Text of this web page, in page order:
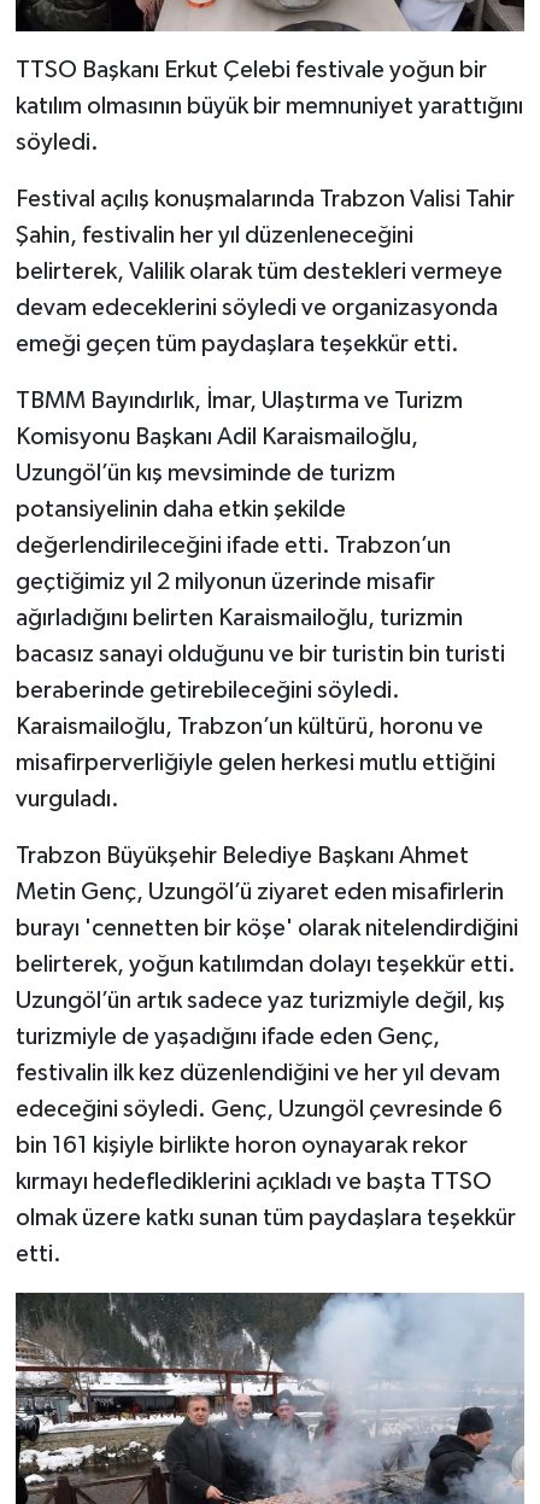
TTSO Başkanı Erkut Çelebi festivale yoğun bir
katılım olmasının büyük bir memnuniyet yarattığını
söyledi.
Festival açılış konuşmalarında Trabzon Valisi Tahir
Şahin, festivalin her yıl düzenleneceğini
belirterek, Valilik olarak tüm destekleri vermeye
devam edeceklerini söyledi ve organizasyonda
emeği geçen tüm paydaşlara teşekkür etti.
TBMM Bayındırlık, İmar, Ulaştırma ve Turizm
Komisyonu Başkanı Adil Karaismailoğlu,
Uzungöl’ün kış mevsiminde de turizm
potansiyelinin daha etkin şekilde
değerlendirileceğini ifade etti. Trabzon’un
geçtiğimiz yıl 2 milyonun üzerinde misafir
ağırladığını belirten Karaismailoğlu, turizmin
bacasız sanayi olduğunu ve bir turistin bin turisti
beraberinde getirebileceğini söyledi.
Karaismailoğlu, Trabzon’un kültürü, horonu ve
misafirperverliğiyle gelen herkesi mutlu ettiğini
vurguladı.
Trabzon Büyükşehir Belediye Başkanı Ahmet
Metin Genç, Uzungöl’ü ziyaret eden misafirlerin
burayı 'cennetten bir köşe' olarak nitelendirdiğini
belirterek, yoğun katılımdan dolayı teşekkür etti.
Uzungöl’ün artık sadece yaz turizmiyle değil, kış
turizmiyle de yaşadığını ifade eden Genç,
festivalin ilk kez düzenlendiğini ve her yıl devam
edeceğini söyledi. Genç, Uzungöl çevresinde 6
bin 161 kişiyle birlikte horon oynayarak rekor
kırmayı hedeflediklerini açıkladı ve başta TTSO
olmak üzere katkı sunan tüm paydaşlara teşekkür
etti.